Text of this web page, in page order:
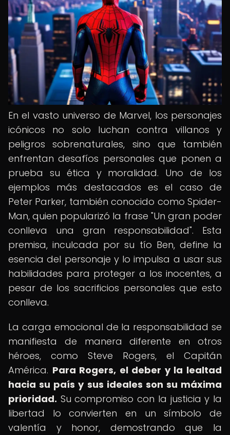
En el vasto universo de Marvel, los personajes
icónicos no solo luchan contra villanos y
peligros sobrenaturales, sino que también
enfrentan desafíos personales que ponen a
prueba su ética y moralidad. Uno de los
ejemplos más destacados es el caso de
Peter Parker, también conocido como Spider-
Man, quien popularizó la frase "Un gran poder
conlleva una gran responsabilidad". Esta
premisa, inculcada por su tío Ben, define la
esencia del personaje y lo impulsa a usar sus
habilidades para proteger a los inocentes, a
pesar de los sacrificios personales que esto
conlleva.
La carga emocional de la responsabilidad se
manifiesta de manera diferente en otros
héroes, como Steve Rogers, el Capitán
América. Para Rogers, el deber y la lealtad
hacia su país y sus ideales son su máxima
prioridad. Su compromiso con la justicia y la
libertad lo convierten en un símbolo de
valentía y honor, demostrando que la